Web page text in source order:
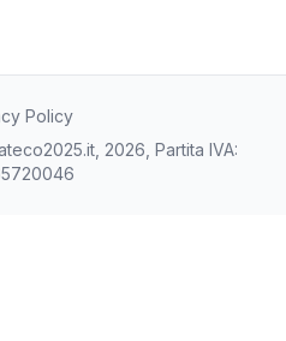
Policy
2026, Partita IVA: